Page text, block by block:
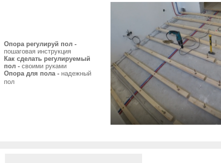
Опора регулируй пол -
пошаговая инструкция
Как сделать регулируемый
пол - своими руками
Опора для пола - надежный
пол